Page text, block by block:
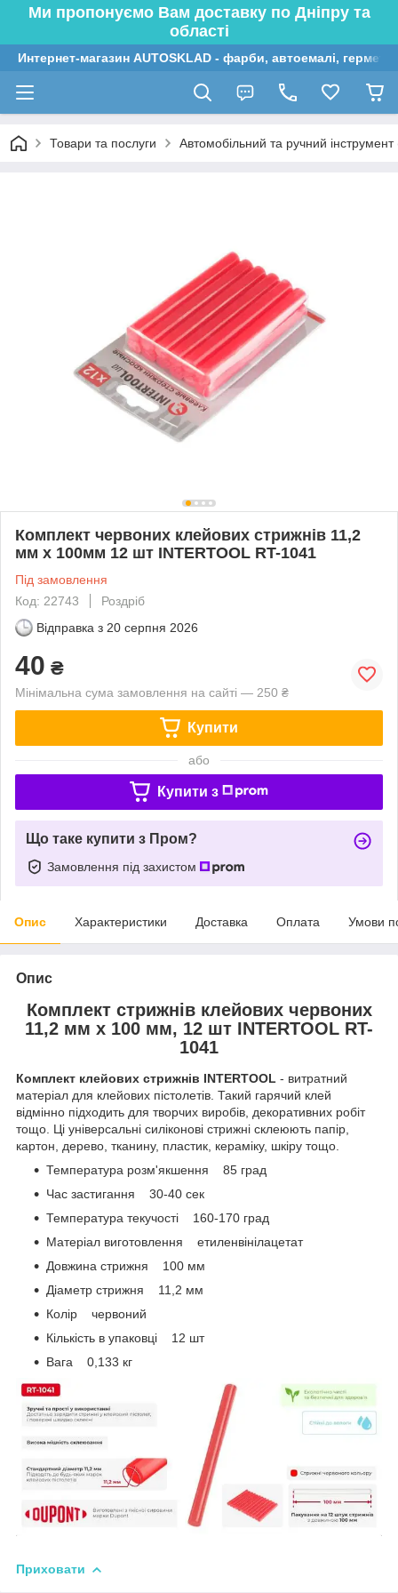
Ми пропонуємо Вам доставку по Дніпру та
області
Интернет-магазин AUTOSKLAD - фарби, автоемалі,
Товари та послуги Автомобільний та ручний
Комплект червоних клейових стрижнів 11,2
мм х 100мм 12 шт INTERTOOL RT-1041
Під замовлення
Код: 22743
Роздріб
Відправка з 20 серпня 2026
40 ₴
Мінімальна сума замовлення на сайті — 250 ₴
Купити
або
Купити з
Що таке купити з Пром?
Замовлення під захистом
Опис Характеристики Доставка Оплата Умови
Опис
Комплект стрижнів клейових червоних
11,2 мм х 100 мм, 12 шт INTERTOOL RT-
1041
Комплект клейових стрижнів INTERTOOL - витратний
матеріал для клейових пістолетів. Такий гарячий клей
відмінно підходить для творчих виробів, декоративних робіт
тощо. Ці універсальні силіконові стрижні склеюють папір,
картон, дерево, тканину, пластик, кераміку, шкіру тощо.
Температура розм'якшення 85 град
Час застигання 30-40 сек
Температура текучості 160-170 град
Матеріал виготовлення етиленвінілацетат
Довжина стрижня 100 мм
Діаметр стрижня 11,2 мм
Колір червоний
Кількість в упаковці 12 шт
Вага 0,133 кг
Приховати